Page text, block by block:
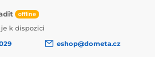
offline
k dispozici
eshop@dometa.cz